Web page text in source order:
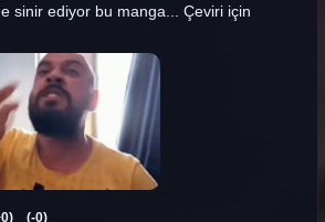
sinir ediyor bu manga... Çeviri için
(-0)